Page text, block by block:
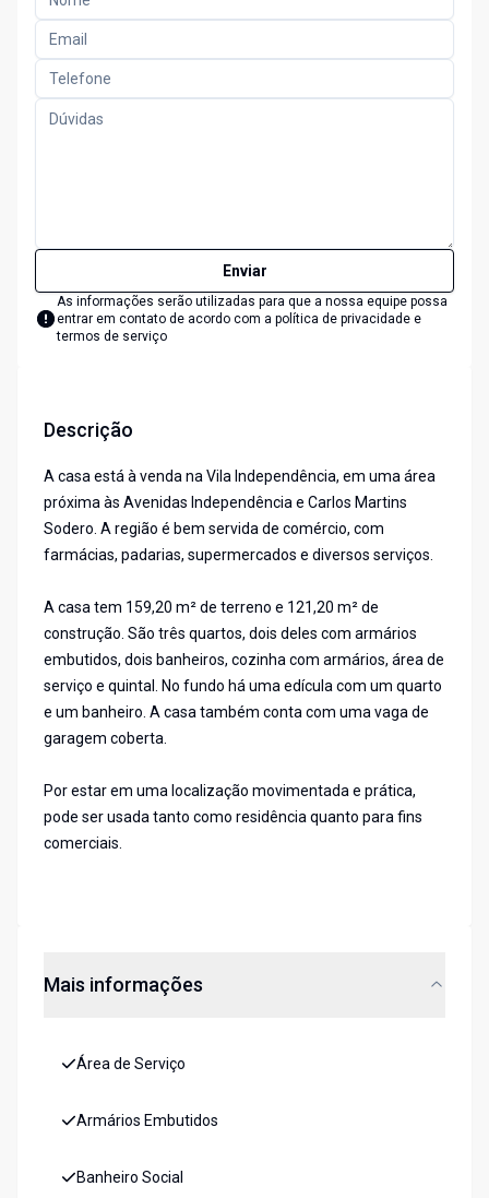
Enviar
As informações serão utilizadas para que a nossa equipe possa
entrar em contato de acordo com a política de privacidade e
termos de serviço
Descrição
A casa está à venda na Vila Independência, em uma área
próxima às Avenidas Independência e Carlos Martins
Sodero. A região é bem servida de comércio, com
farmácias, padarias, supermercados e diversos serviços.
A casa tem 159,20 m² de terreno e 121,20 m² de
construção. São três quartos, dois deles com armários
embutidos, dois banheiros, cozinha com armários, área de
serviço e quintal. No fundo há uma edícula com um quarto
e um banheiro. A casa também conta com uma vaga de
garagem coberta.
Por estar em uma localização movimentada e prática,
pode ser usada tanto como residência quanto para fins
comerciais.
Mais informações
Área de Serviço
Armários Embutidos
Banheiro Social